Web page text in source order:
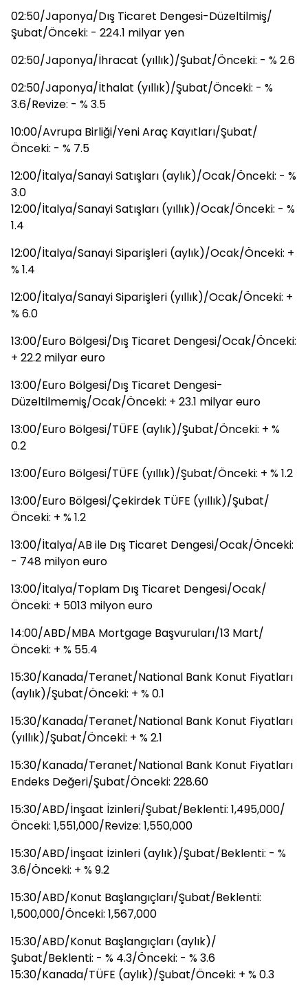
02:50/Japonya/Dış Ticaret Dengesi-Düzeltilmiş/
Şubat/Önceki: - 224.1 milyar yen
02:50/Japonya/İhracat (yıllık)/Şubat/Önceki: - % 2.6
02:50/Japonya/İthalat (yıllık)/Şubat/Önceki: - %
3.6/Revize: - % 3.5
10:00/Avrupa Birliği/Yeni Araç Kayıtları/Şubat/
Önceki: - % 7.5
12:00/İtalya/Sanayi Satışları (aylık)/Ocak/Önceki: - %
3.0
12:00/İtalya/Sanayi Satışları (yıllık)/Ocak/Önceki: - %
1.4
12:00/İtalya/Sanayi Siparişleri (aylık)/Ocak/Önceki: +
% 1.4
12:00/İtalya/Sanayi Siparişleri (yıllık)/Ocak/Önceki: +
% 6.0
13:00/Euro Bölgesi/Dış Ticaret Dengesi/Ocak/Önceki:
+ 22.2 milyar euro
13:00/Euro Bölgesi/Dış Ticaret Dengesi-
Düzeltilmemiş/Ocak/Önceki: + 23.1 milyar euro
13:00/Euro Bölgesi/TÜFE (aylık)/Şubat/Önceki: + %
0.2
13:00/Euro Bölgesi/TÜFE (yıllık)/Şubat/Önceki: + % 1.2
13:00/Euro Bölgesi/Çekirdek TÜFE (yıllık)/Şubat/
Önceki: + % 1.2
13:00/İtalya/AB ile Dış Ticaret Dengesi/Ocak/Önceki:
- 748 milyon euro
13:00/İtalya/Toplam Dış Ticaret Dengesi/Ocak/
Önceki: + 5013 milyon euro
14:00/ABD/MBA Mortgage Başvuruları/13 Mart/
Önceki: + % 55.4
15:30/Kanada/Teranet/National Bank Konut Fiyatları
(aylık)/Şubat/Önceki: + % 0.1
15:30/Kanada/Teranet/National Bank Konut Fiyatları
(yıllık)/Şubat/Önceki: + % 2.1
15:30/Kanada/Teranet/National Bank Konut Fiyatları
Endeks Değeri/Şubat/Önceki: 228.60
15:30/ABD/İnşaat İzinleri/Şubat/Beklenti: 1,495,000/
Önceki: 1,551,000/Revize: 1,550,000
15:30/ABD/İnşaat İzinleri (aylık)/Şubat/Beklenti: - %
3.6/Önceki: + % 9.2
15:30/ABD/Konut Başlangıçları/Şubat/Beklenti:
1,500,000/Önceki: 1,567,000
15:30/ABD/Konut Başlangıçları (aylık)/
Şubat/Beklenti: - % 4.3/Önceki: - % 3.6
15:30/Kanada/TÜFE (aylık)/Şubat/Önceki: + % 0.3